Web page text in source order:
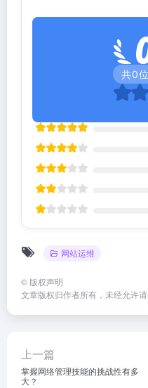
共0
网站运维
© 版权声明
文章版权归作者所有，未经允许请
上一篇
掌握网络管理技能的挑战性有多
大？